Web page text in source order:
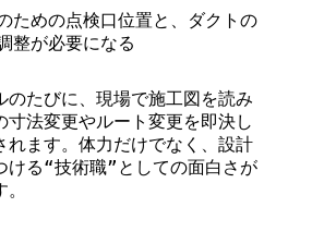
ための点検口位置と、ダクトの
整が必要になる
のたびに、現場で施工図を読み
寸法変更やルート変更を即決し
れます。体力だけでなく、設計
ける“技術職”としての面白さが